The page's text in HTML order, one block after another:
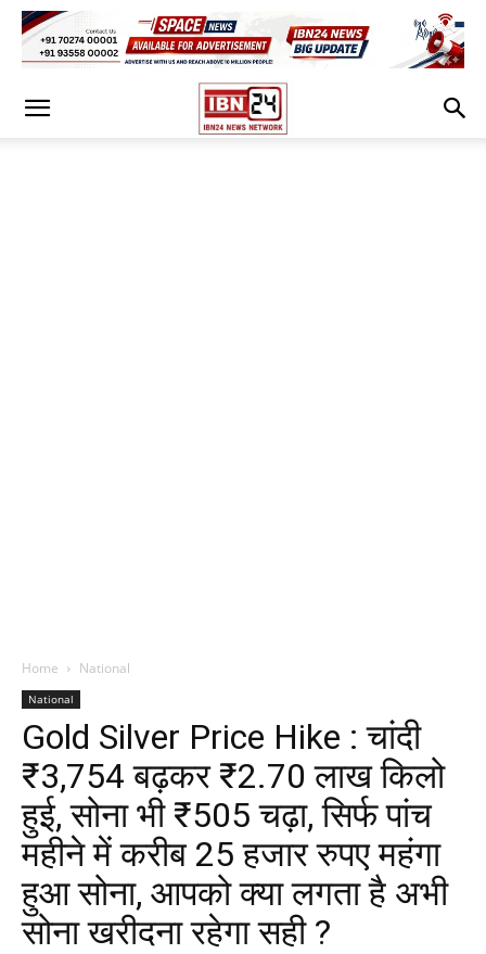
Home National
National
Gold Silver Price Hike : चांदी
₹3,754 बढ़कर ₹2.70 लाख किलो
हुई, सोना भी ₹505 चढ़ा, सिर्फ पांच
महीने में करीब 25 हजार रुपए महंगा
हुआ सोना, आपको क्या लगता है अभी
सोना खरीदना रहेगा सही ?